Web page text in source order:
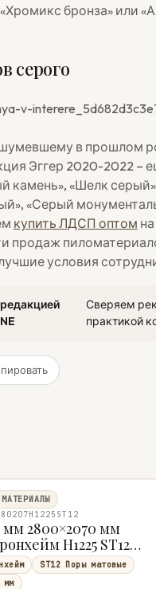
бронза» или
серого
в прошлом
Эггер 2020-2022
камень», «Шелк
«Серый
купить ЛДСП оптом
продаж
условия
Сверяем
практикой
2800×2070 мм
H1225 ST12
ST12 Поры матовые
мм